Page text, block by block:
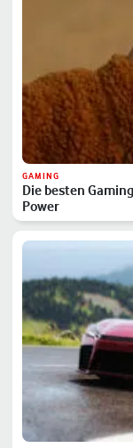
GAMING
Die besten
Power